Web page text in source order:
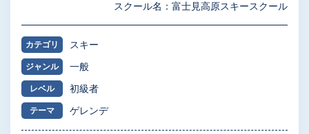
スクール名：富士見高原スキースクール
カテゴリ スキー
ジャンル 一般
レベル 初級者
テーマ ゲレンデ